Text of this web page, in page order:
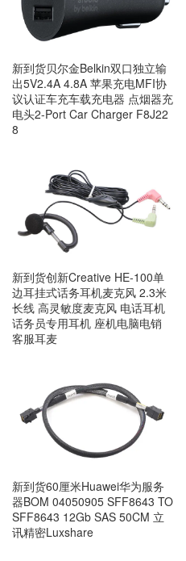
新到货贝尔金Belkin双口独立输
出5V2.4A 4.8A 苹果充电MFI协
议认证车充车载充电器 点烟器充
电头2-Port Car Charger F8J22
8
新到货创新Creative HE-100单
边耳挂式话务耳机麦克风 2.3米
长线 高灵敏度麦克风 电话耳机
话务员专用耳机 座机电脑电销
客服耳麦
新到货60厘米Huawei华为服务
器BOM 04050905 SFF8643 TO
SFF8643 12Gb SAS 50CM 立
讯精密Luxshare